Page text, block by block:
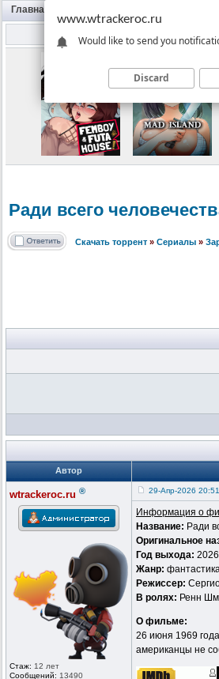
Главная
Ради всего
Скачать торрент » Сериалы »
Автор
wtrackeroc.ru ®
Стаж: 12 лет
Сообщений: 13490
29-Апр-2026 20:51
Информация о
Название: Ради
Оригинальное
Год выхода: 2026
Жанр:
Режиссер:
В ролях: Ренн
О фильме:
26 июня 1969
американцы не
www.wtrackeroc.ru
Would like to send you
Discard